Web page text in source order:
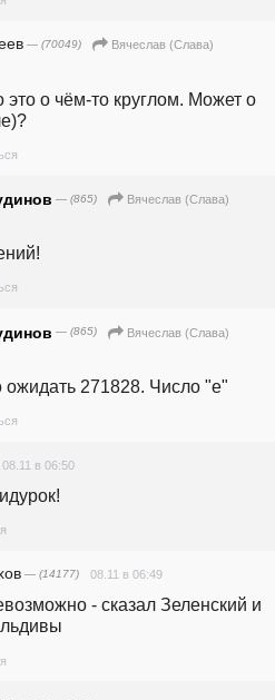
— (70049)
Вячеслав (Слава)
это о чём-то круглом. Может о
— (865)
Вячеслав (Слава)
— (865)
Вячеслав (Слава)
ожидать 271828. Число "е"
08.11 в 06:50
— (14177) 08.11 в 06:49
- сказал Зеленский и